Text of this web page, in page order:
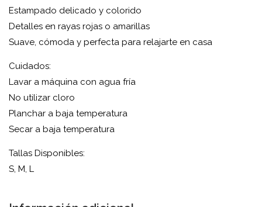
Estampado delicado y colorido
Detalles en rayas rojas o amarillas
Suave, cómoda y perfecta para relajarte en casa
Cuidados:
Lavar a máquina con agua fría
No utilizar cloro
Planchar a baja temperatura
Secar a baja temperatura
Tallas Disponibles:
S, M, L